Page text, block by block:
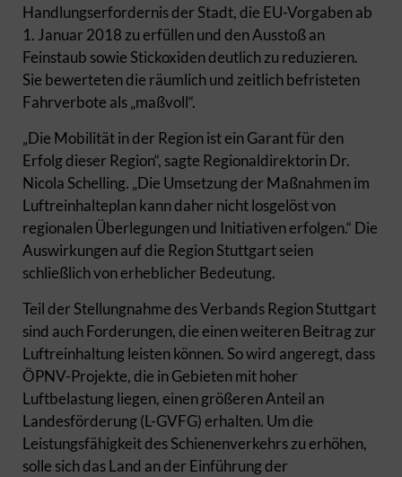
Handlungserfordernis der Stadt, die EU-Vorgaben ab
1. Januar 2018 zu erfüllen und den Ausstoß an
Feinstaub sowie Stickoxiden deutlich zu reduzieren.
Sie bewerteten die räumlich und zeitlich befristeten
Fahrverbote als „maßvoll“.
„Die Mobilität in der Region ist ein Garant für den
Erfolg dieser Region“, sagte Regionaldirektorin Dr.
Nicola Schelling. „Die Umsetzung der Maßnahmen im
Luftreinhalteplan kann daher nicht losgelöst von
regionalen Überlegungen und Initiativen erfolgen.“ Die
Auswirkungen auf die Region Stuttgart seien
schließlich von erheblicher Bedeutung.
Teil der Stellungnahme des Verbands Region Stuttgart
sind auch Forderungen, die einen weiteren Beitrag zur
Luftreinhaltung leisten können. So wird angeregt, dass
ÖPNV-Projekte, die in Gebieten mit hoher
Luftbelastung liegen, einen größeren Anteil an
Landesförderung (L-GVFG) erhalten. Um die
Leistungsfähigkeit des Schienenverkehrs zu erhöhen,
solle sich das Land an der Einführung der